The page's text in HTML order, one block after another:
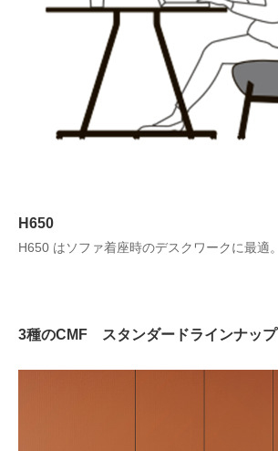
H650
H650 はソファ着座時のデスクワークに最適。
3種のCMF スタンダードラインナップ